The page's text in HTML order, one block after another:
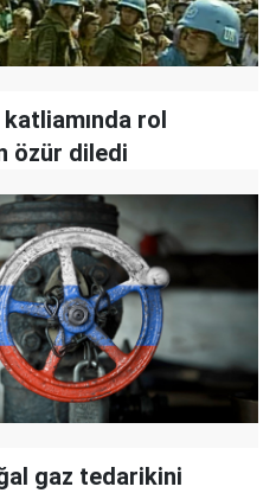
rol
özür diledi
gaz tedarikini